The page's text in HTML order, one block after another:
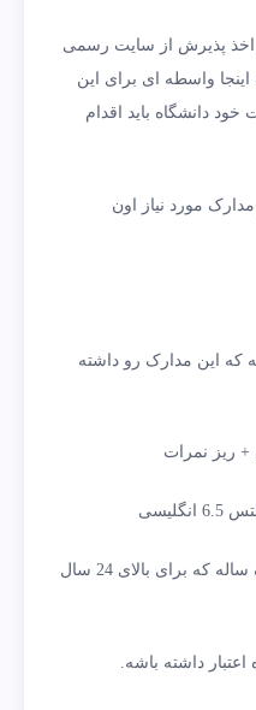
اخذ پذیرش از سایت رسمی
واسطه ای برای این
دانشگاه باید اقدام
مورد نیاز اون
که این مدارک رو داشته
ریز نمرات
· تهیه گواهی تمکن مالی یک ساله که برای بالای 24 سال